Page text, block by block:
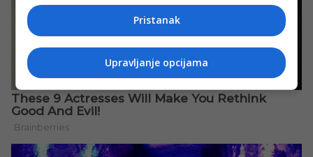
Pristanak
Upravljanje opcijama